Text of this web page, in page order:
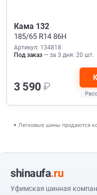
Кама 132
185/65 R14 86H
Артикул: 134818
Под заказ — за 3 дня: 20 шт.
3 590₽
Легковые шины продаются
shinaufa.ru
Уфимская шинная